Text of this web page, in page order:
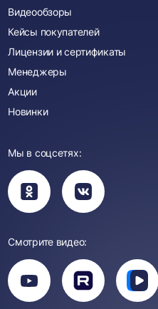
Видеообзоры
Кейсы покупателей
Лицензии и сертификаты
Менеджеры
Акции
Новинки
Мы в соцсетях:
Вы
перейдете
в
группу
Вы
перейдете
в
группу
Смотрите видео:
Вы
перейдете
на
канал
Вы
перейдете
Вы